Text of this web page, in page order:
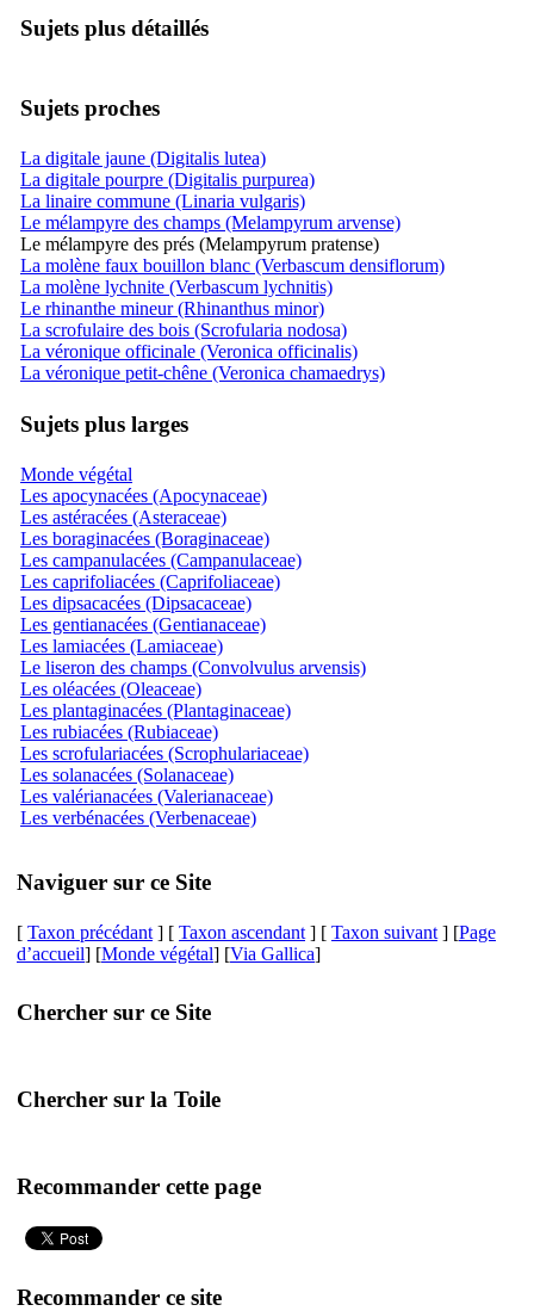
Sujets plus détaillés
Sujets proches
La digitale jaune (Digitalis lutea)
La digitale pourpre (Digitalis purpurea)
La linaire commune (Linaria vulgaris)
Le mélampyre des champs (Melampyrum arvense)
Le mélampyre des prés (Melampyrum pratense)
La molène faux bouillon blanc (Verbascum densiflorum)
La molène lychnite (Verbascum lychnitis)
Le rhinanthe mineur (Rhinanthus minor)
La scrofulaire des bois (Scrofularia nodosa)
La véronique officinale (Veronica officinalis)
La véronique petit-chêne (Veronica chamaedrys)
Sujets plus larges
Monde végétal
Les apocynacées (Apocynaceae)
Les astéracées (Asteraceae)
Les boraginacées (Boraginaceae)
Les campanulacées (Campanulaceae)
Les caprifoliacées (Caprifoliaceae)
Les dipsacacées (Dipsacaceae)
Les gentianacées (Gentianaceae)
Les lamiacées (Lamiaceae)
Le liseron des champs (Convolvulus arvensis)
Les oléacées (Oleaceae)
Les plantaginacées (Plantaginaceae)
Les rubiacées (Rubiaceae)
Les scrofulariacées (Scrophulariaceae)
Les solanacées (Solanaceae)
Les valérianacées (Valerianaceae)
Les verbénacées (Verbenaceae)
Naviguer sur ce Site
[ Taxon précédant ] [ Taxon ascendant ] [ Taxon suivant ] [Page
d’accueil] [Monde végétal] [Via Gallica]
Chercher sur ce Site
Chercher sur la Toile
Recommander cette page
Recommander ce site